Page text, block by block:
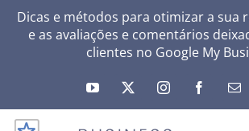
SkipDicas e métodos para otimizar a sua
e as avaliações e comentários
clientes no Google My